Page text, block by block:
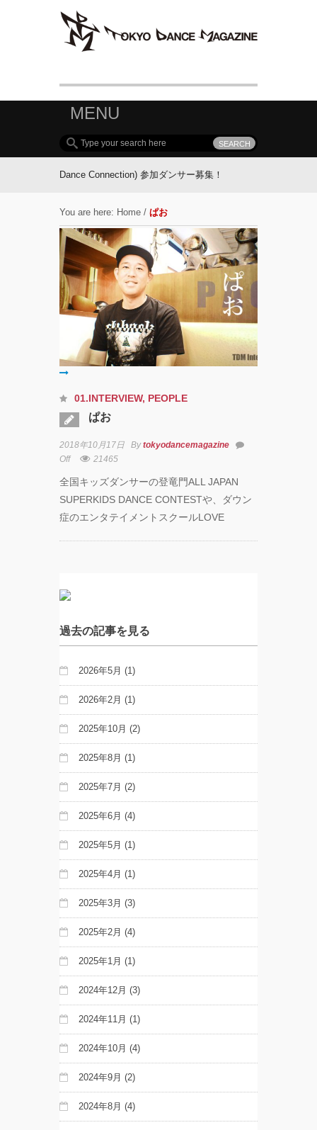
MENU
Dance Connection) 参加ダンサー募集！
You are here: Home / ぱお
01.INTERVIEW, PEOPLE
ぱお
2018年10月17日 Bytokyodancemagazine
Off
21465
全国キッズダンサーの登竜門ALL JAPAN
SUPERKIDS DANCE CONTESTや、ダウン
症のエンタテイメントスクールLOVE
過去の記事を見る
2026年5月 (1)
2026年2月 (1)
2025年10月 (2)
2025年8月 (1)
2025年7月 (2)
2025年6月 (4)
2025年5月 (1)
2025年4月 (1)
2025年3月 (3)
2025年2月 (4)
2025年1月 (1)
2024年12月 (3)
2024年11月 (1)
2024年10月 (4)
2024年9月 (2)
2024年8月 (4)